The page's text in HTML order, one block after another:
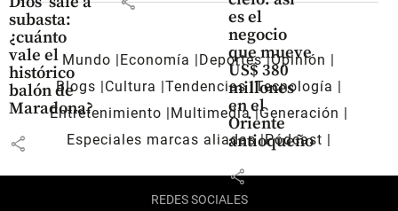
subasta:
¿cuánto
vale el
histórico
balón de
Maradona?
share
es el
negocio
que mueve
US$ 380
millones
en el
Oriente
antioqueño
share
Mundo Economía Deportes Opinión
Blogs
Cultura Tendencias Tecnología
Entretenimiento
Multimedia Generación
Especiales marcas aliadas Pódcast
REDES SOCIALES